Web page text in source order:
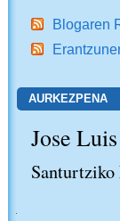
Blogaren
AURKEZPENA
Jose